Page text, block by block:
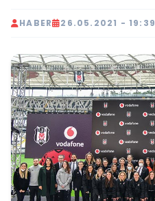
HABER 26.05.2021 -